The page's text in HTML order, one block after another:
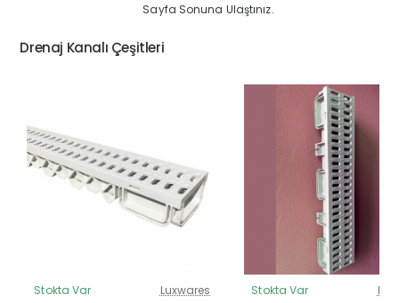
Sayfa Sonuna Ulaştınız.
Drenaj Kanalı Çeşitleri
Güncel Fiyat
Stokta Var Luxwares Stokta Var